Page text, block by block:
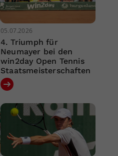
05.07.2026
4. Triumph für
Neumayer bei den
win2day Open Tennis
Staatsmeisterschaften